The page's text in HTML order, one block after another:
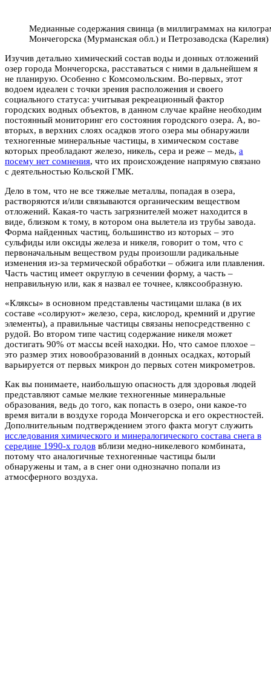
Медианные содержания свинца (в миллиграммах на
Мончегорска (Мурманская обл.) и Петрозаводска
Изучив детально химический состав воды и донных отложений
озер города Мончегорска, расставаться с ними в дальнейшем я
не планирую. Особенно с Комсомольским. Во-первых, этот
водоем идеален с точки зрения расположения и своего
социального статуса: учитывая рекреационный фактор
городских водных объектов, в данном случае крайне необходим
постоянный мониторинг его состояния городского озера. А, во-
вторых, в верхних слоях осадков этого озера мы обнаружили
техногенные минеральные частицы, в химическом составе
которых преобладают железо, никель, сера и реже – медь, а
посему нет сомнения, что их происхождение напрямую связано
с деятельностью Кольской ГМК.
Дело в том, что не все тяжелые металлы, попадая в озера,
растворяются и/или связываются органическим веществом
отложений. Какая-то часть загрязнителей может находится в
виде, близком к тому, в котором она вылетела из трубы завода.
Форма найденных частиц, большинство из которых – это
сульфиды или оксиды железа и никеля, говорит о том, что с
первоначальным веществом руды произошли радикальные
изменения из-за термической обработки – обжига или плавления.
Часть частиц имеет округлую в сечении форму, а часть –
неправильную или, как я назвал ее точнее, кляксообразную.
«Кляксы» в основном представлены частицами шлака (в их
составе «солируют» железо, сера, кислород, кремний и другие
элементы), а правильные частицы связаны непосредственно с
рудой. Во втором типе частиц содержание никеля может
достигать 90% от массы всей находки. Но, что самое плохое –
это размер этих новообразований в донных осадках, который
варьируется от первых микрон до первых сотен микрометров.
Как вы понимаете, наибольшую опасность для здоровья людей
представляют самые мелкие техногенные минеральные
образования, ведь до того, как попасть в озеро, они какое-то
время витали в воздухе города Мончегорска и его окрестностей.
Дополнительным подтверждением этого факта могут служить
исследования химического и минералогического состава снега в
середине 1990-х годов вблизи медно-никелевого комбината,
потому что аналогичные техногенные частицы были
обнаружены и там, а в снег они однозначно попали из
атмосферного воздуха.